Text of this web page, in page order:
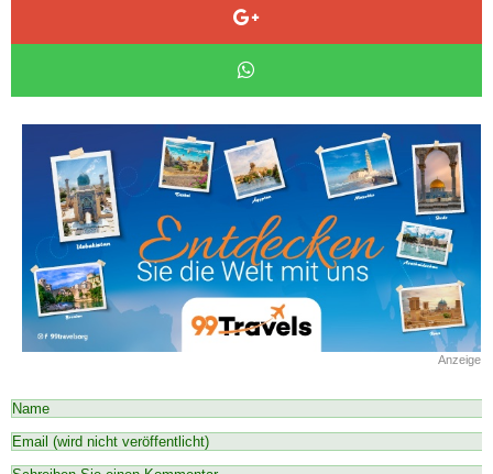
Anzeige